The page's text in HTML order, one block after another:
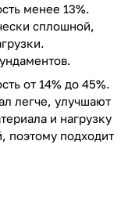
менее 13%.
сплошной,
от 14% до 45%.
легче, улучшают
и нагрузку
поэтому подходит